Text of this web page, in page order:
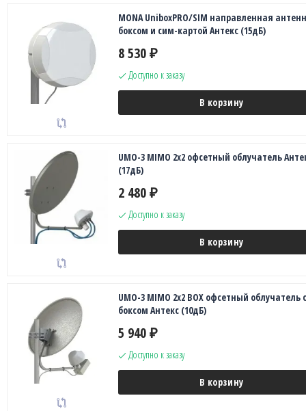
MONA UniboxPRO/SIM направленная
боксом и сим-картой Антекс (15дБ)
8 530 ₽
Доступно к заказу
В корзину
UMO-3 MIMO 2x2 офсетный облучатель
(17дБ)
2 480 ₽
Доступно к заказу
В корзину
UMO-3 MIMO 2x2 BOX офсетный облучатель с
боксом Антекс (10дБ)
5 940 ₽
Доступно к заказу
В корзину